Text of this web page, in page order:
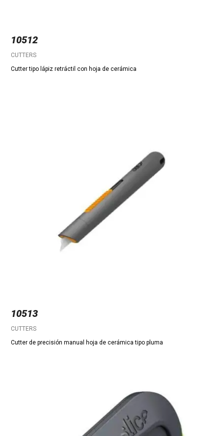
10512
CUTTERS
Cutter tipo lápiz retráctil con hoja de cerámica
10513
CUTTERS
Cutter de precisión manual hoja de cerámica tipo pluma